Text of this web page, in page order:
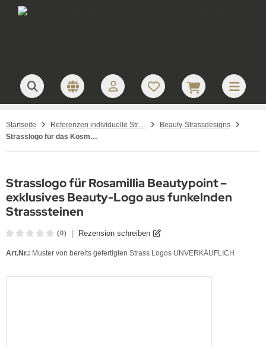
Startseite Referenzen individuelle Strassanfertigungen
Beauty-Strassdesigns
Strasslogo für das Kosmetikstudio Rosamillia Beautypoint
Strasslogo für Rosamillia Beautypoint –
exklusives Beauty-Logo aus funkelnden
Strasssteinen
(0) Rezension schreiben
Art.Nr.: Muster von bereits gefertigten Strass Logos UNVERKÄUFLICH